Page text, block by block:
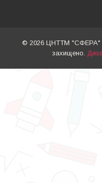
© 2026 ЦНТТМ "СФЕРА"
захищено.